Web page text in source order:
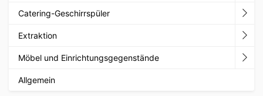
Catering-Geschirrspüler
Extraktion
Möbel und Einrichtungsgegenstände
Allgemein